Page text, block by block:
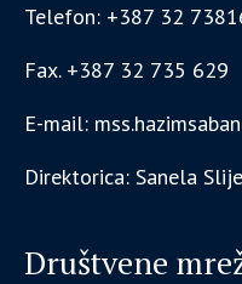
Telefon: +387 32
Fax. +387 32 735 629
E-mail:
Direktorica: Sanela
Društvene